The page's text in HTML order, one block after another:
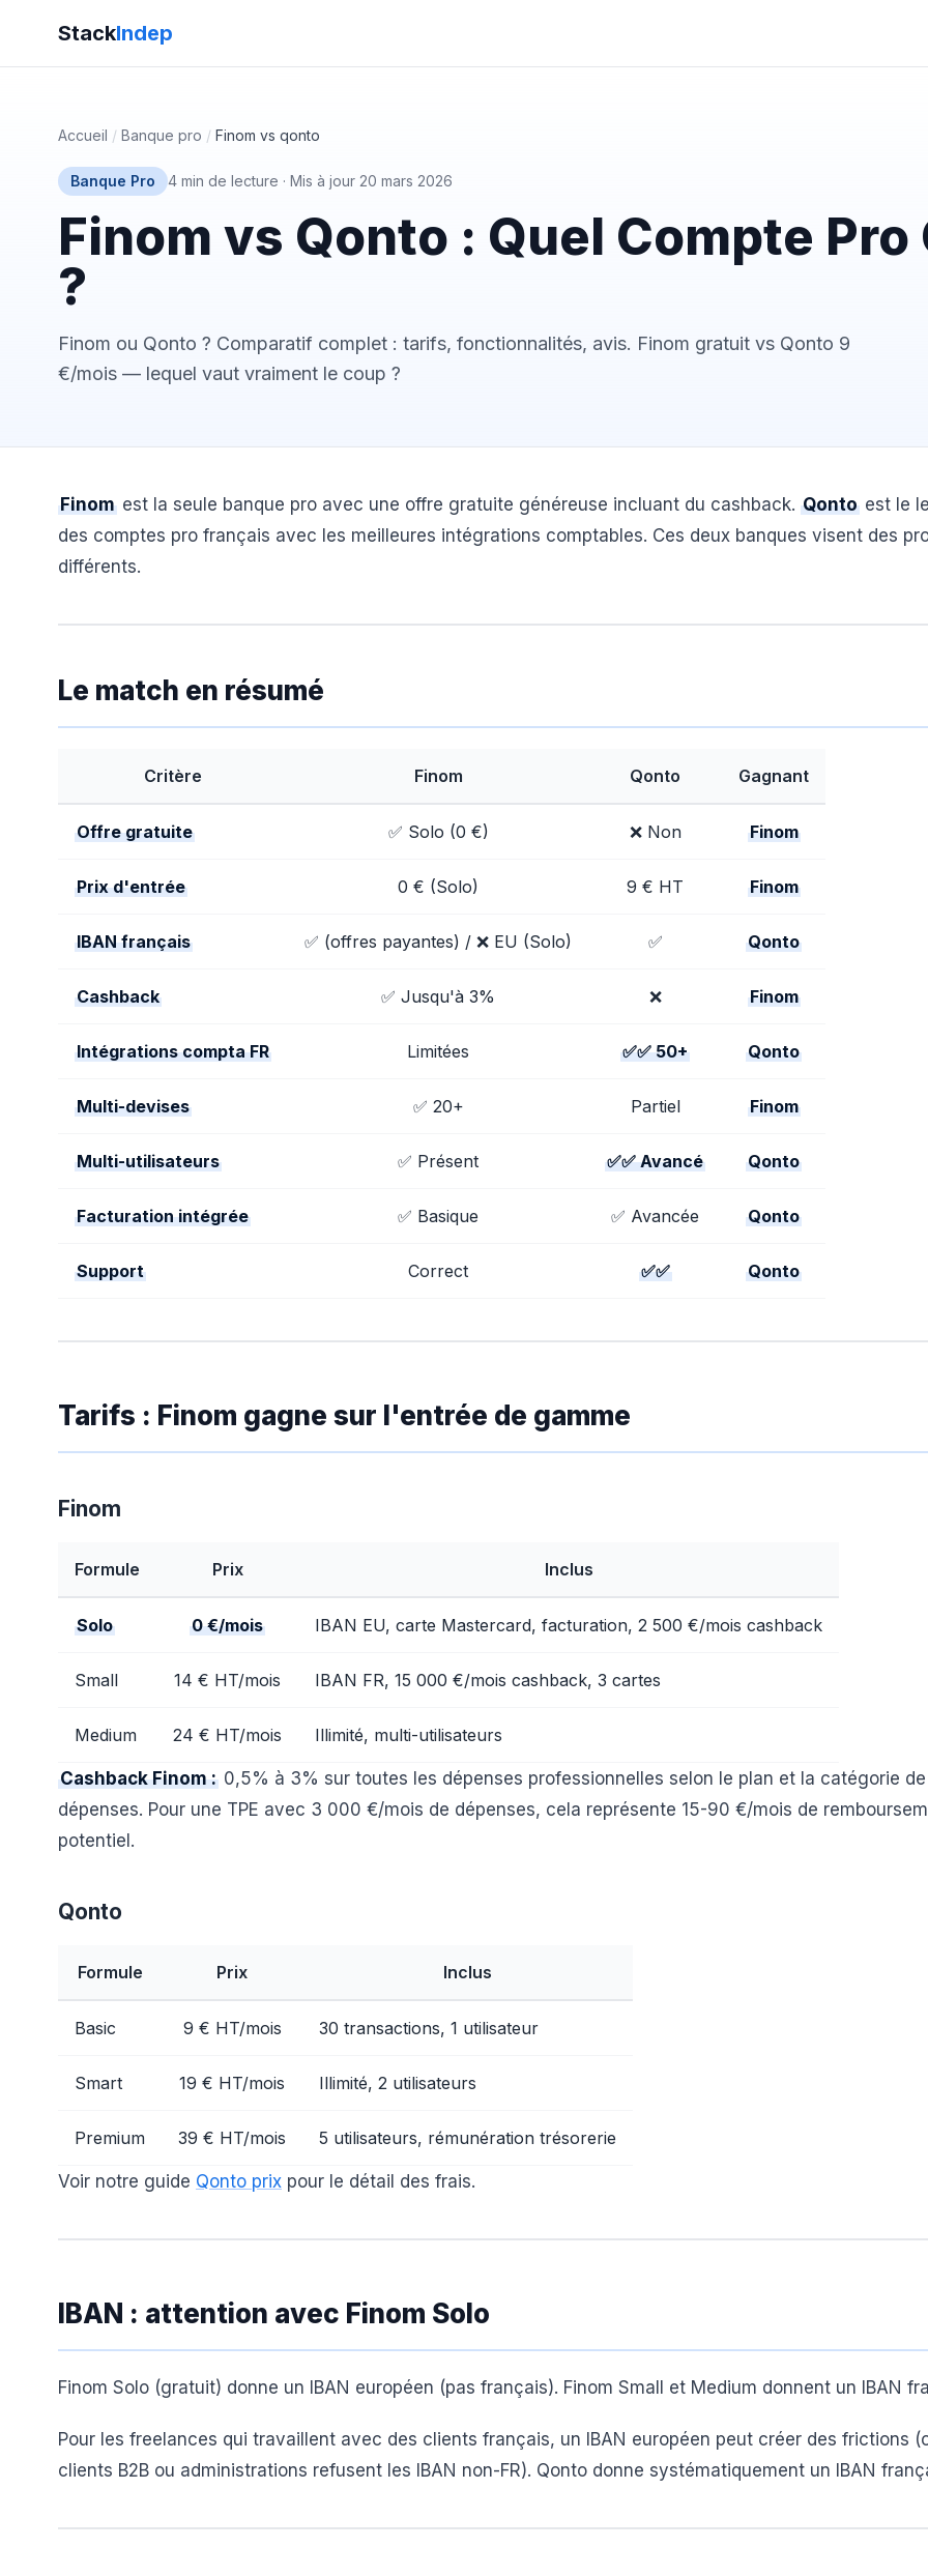
StackIndep
Accueil / Banque pro / Finom vs qonto
Banque Pro 4 min de lecture · Mis à jour 20 mars 2026
Finom vs Qonto : Quel Compte
?
Finom ou Qonto ? Comparatif complet : tarifs, fonctionnalités, avis. Finom gratuit vs Qonto 9
€/mois — lequel vaut vraiment le coup ?
Finom est la seule banque pro avec une offre gratuite généreuse incluant du cashback. Qonto est le
des comptes pro français avec les meilleures intégrations comptables. Ces deux banques visent des
différents.
Le match en résumé
Critère Finom Qonto Gagnant
Offre gratuite ✅ Solo (0 €) ❌ Non Finom
Prix d'entrée 0 € (Solo) 9 € HT Finom
IBAN français ✅ (offres payantes) / ❌ EU (Solo) ✅ Qonto
Cashback ✅ Jusqu'à 3% ❌ Finom
Intégrations compta FR Limitées ✅✅ 50+ Qonto
Multi-devises ✅ 20+ Partiel Finom
Multi-utilisateurs ✅ Présent ✅✅ Avancé Qonto
Facturation intégrée ✅ Basique ✅ Avancée Qonto
Support Correct ✅✅ Qonto
Tarifs : Finom gagne sur l'entrée de gamme
Finom
Formule Prix Inclus
Solo 0 €/mois IBAN EU, carte Mastercard, facturation, 2 500 €/mois cashback
Small 14 € HT/mois IBAN FR, 15 000 €/mois cashback, 3 cartes
Medium 24 € HT/mois Illimité, multi-utilisateurs
Cashback Finom : 0,5% à 3% sur toutes les dépenses professionnelles selon le plan et la catégorie de
dépenses. Pour une TPE avec 3 000 €/mois de dépenses, cela représente 15-90 €/mois de
potentiel.
Qonto
Formule Prix Inclus
Basic 9 € HT/mois 30 transactions, 1 utilisateur
Smart 19 € HT/mois Illimité, 2 utilisateurs
Premium 39 € HT/mois 5 utilisateurs, rémunération trésorerie
Voir notre guide Qonto prix pour le détail des frais.
IBAN : attention avec Finom Solo
Finom Solo (gratuit) donne un IBAN européen (pas français). Finom Small et Medium donnent un IBAN
Pour les freelances qui travaillent avec des clients français, un IBAN européen peut créer des frictions
clients B2B ou administrations refusent les IBAN non-FR). Qonto donne systématiquement un IBAN